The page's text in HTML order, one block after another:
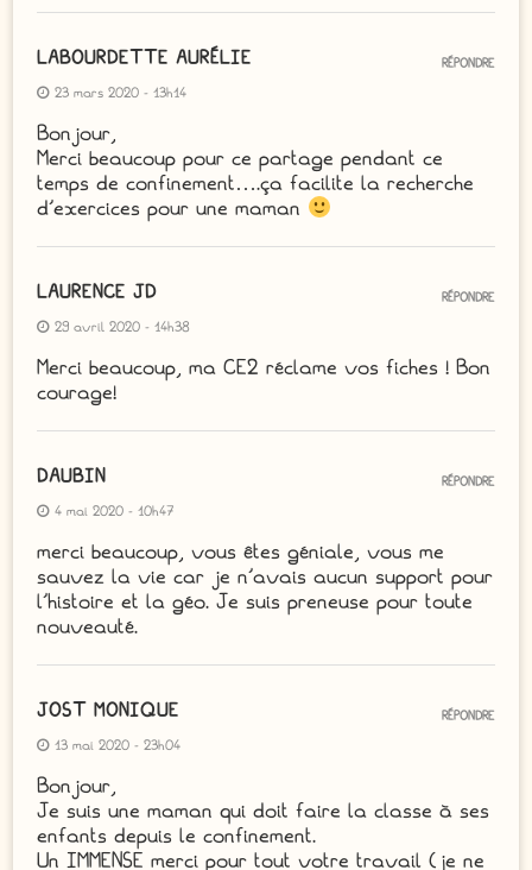
LABOURDETTE AURÉLIE
23 mars 2020 - 13h14
Bonjour,
Merci beaucoup pour ce partage pendant ce
temps de confinement….ça facilite la recherche
d’exercices pour une maman
RÉPONDRE
LAURENCE JD
29 avril 2020 - 14h38
Merci beaucoup, ma CE2 réclame vos fiches ! Bon
courage!
RÉPONDRE
DAUBIN
4 mai 2020 - 10h47
merci beaucoup, vous êtes géniale, vous me
sauvez la vie car je n’avais aucun support pour
l’histoire et la géo. Je suis preneuse pour toute
nouveauté.
RÉPONDRE
JOST MONIQUE
13 mai 2020 - 23h04
Bonjour,
Je suis une maman qui doit faire la classe à ses
enfants depuis le confinement.
Un IMMENSE merci pour tout votre travail (je ne
RÉPONDRE